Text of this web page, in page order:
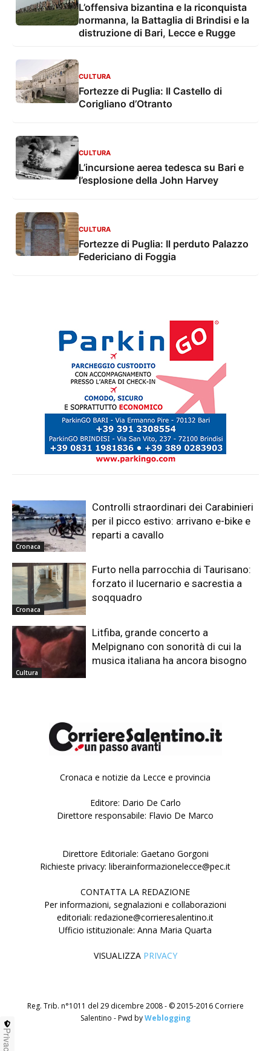
L’offensiva bizantina e la riconquista
normanna, la Battaglia di Brindisi e la
distruzione di Bari, Lecce e Rugge
CULTURA
Fortezze di Puglia: Il Castello di
Corigliano d’Otranto
CULTURA
L’incursione aerea tedesca su Bari e
l’esplosione della John Harvey
CULTURA
Fortezze di Puglia: Il perduto Palazzo
Federiciano di Foggia
Cronaca
Controlli straordinari dei Carabinieri
per il picco estivo: arrivano e-bike e
reparti a cavallo
Cronaca
Furto nella parrocchia di Taurisano:
forzato il lucernario e sacrestia a
soqquadro
Cultura
Litfiba, grande concerto a
Melpignano con sonorità di cui la
musica italiana ha ancora bisogno
Cronaca e notizie da Lecce e provincia
Editore: Dario De Carlo
Direttore responsabile: Flavio De Marco
Direttore Editoriale: Gaetano Gorgoni
Richieste privacy: liberainformazionelecce@pec.it
CONTATTA LA REDAZIONE
Per informazioni, segnalazioni e collaborazioni
editoriali: redazione@corrieresalentino.it
Ufficio istituzionale: Anna Maria Quarta
VISUALIZZA PRIVACY
Reg. Trib. n°1011 del 29 dicembre 2008 - © 2015-2016 Corriere
Salentino - Pwd byWeblogging
Privacy